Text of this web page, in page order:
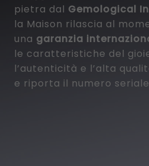
pietra dal Gemological
la Maison rilascia al
una garanzia
le caratteristiche del
l’autenticità e l’alta
e riporta il numero